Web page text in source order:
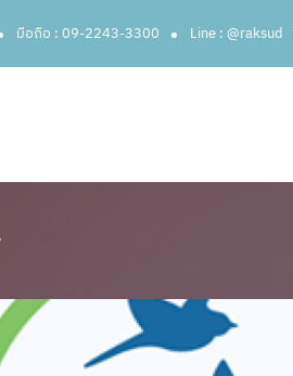
มือถือ : 09-2243-3300 Line : @raksud